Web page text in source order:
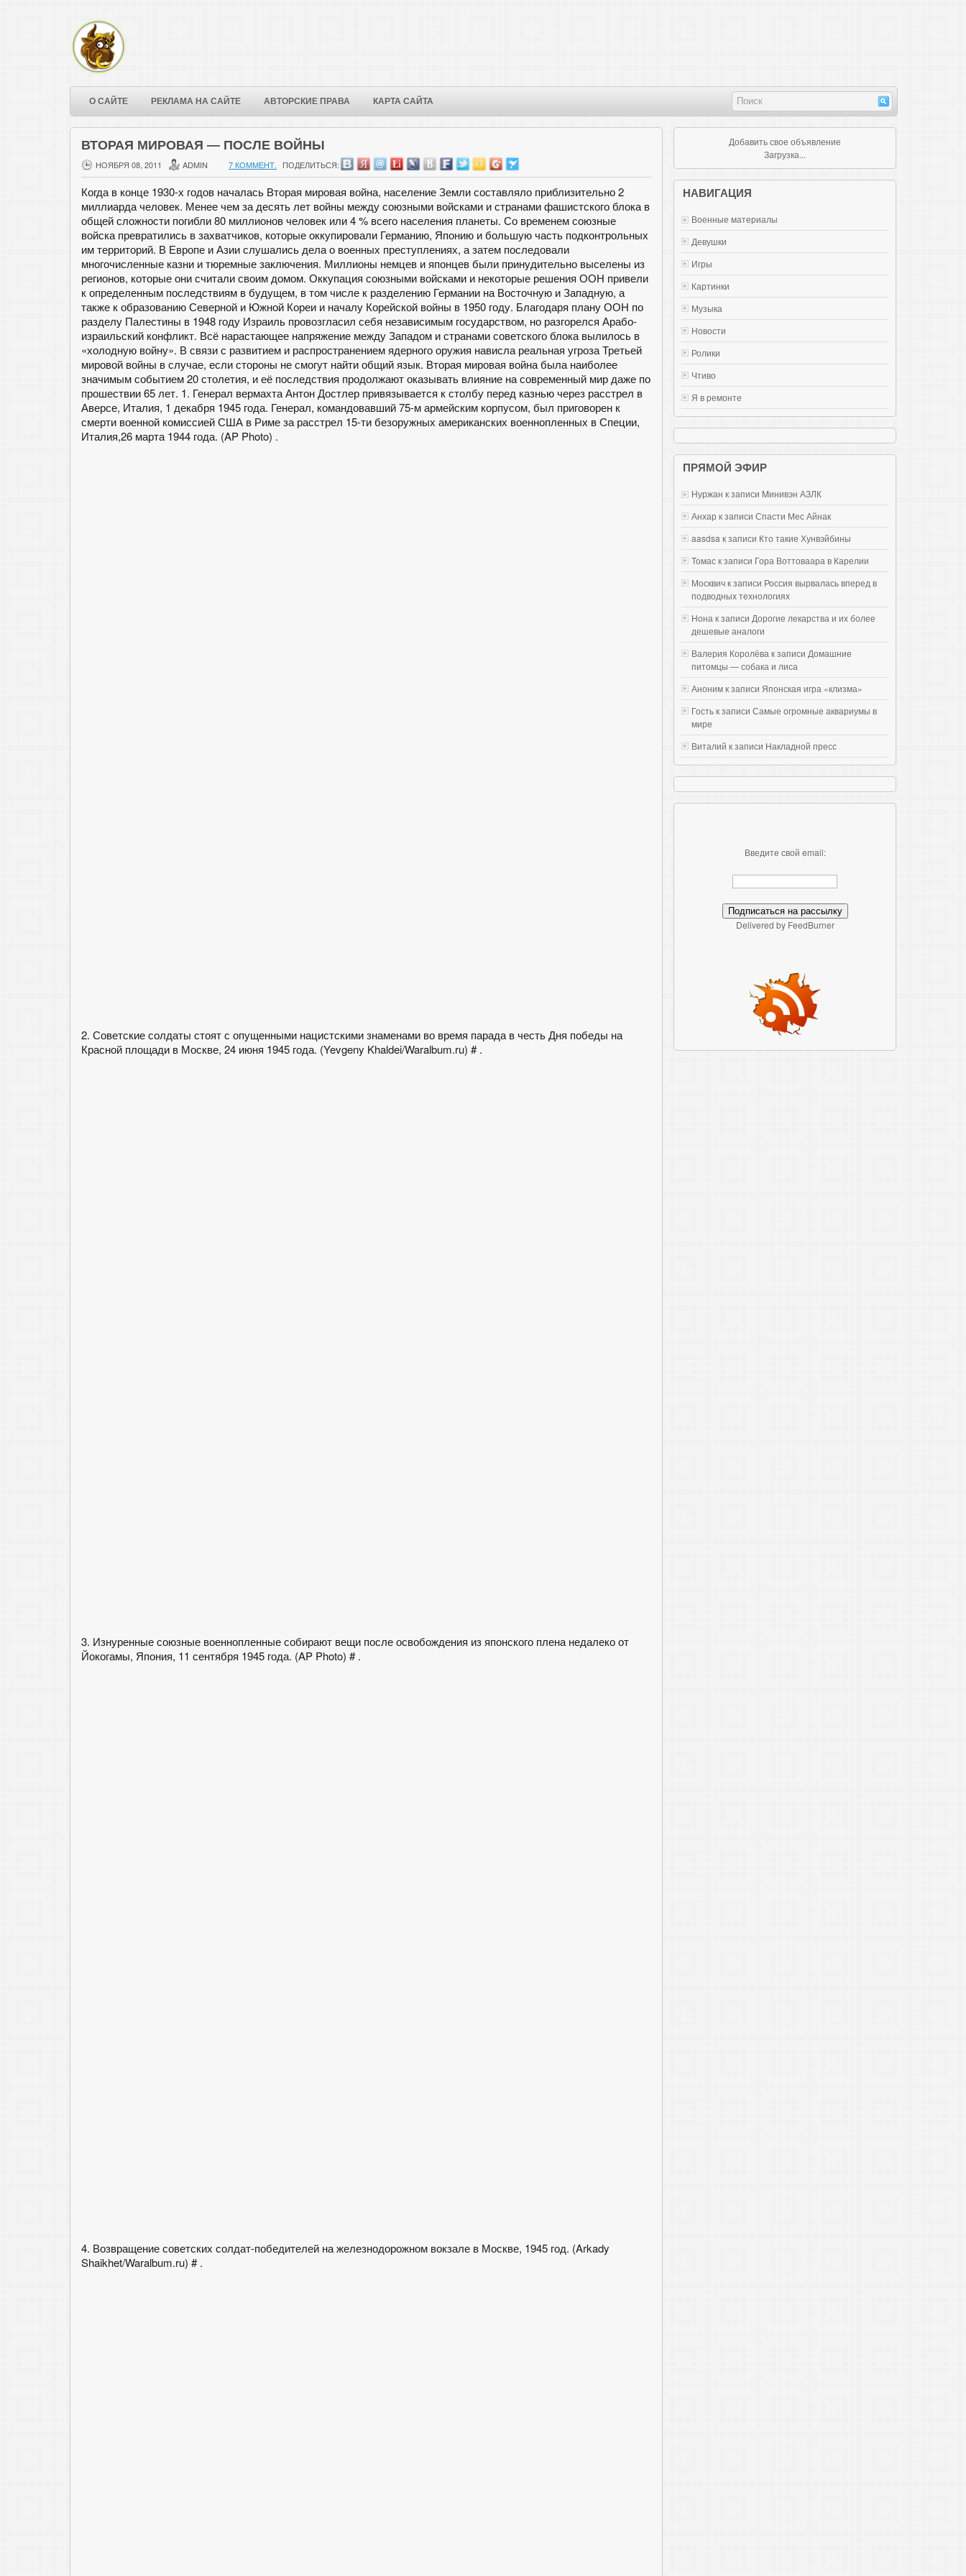
О САЙТЕ РЕКЛАМА НА САЙТЕ АВТОРСКИЕ ПРАВА КАРТА САЙТА
ВТОРАЯ МИРОВАЯ — ПОСЛЕ ВОЙНЫ
НОЯБРЯ 08, 2011 ADMIN 7 КОММЕНТ. ПОДЕЛИТЬСЯ:
Когда в конце 1930-х годов началась Вторая мировая война, население Земли составляло приблизительно 2
миллиарда человек. Менее чем за десять лет войны между союзными войсками и странами фашистского блока в
общей сложности погибли 80 миллионов человек или 4 % всего населения планеты. Со временем союзные
войска превратились в захватчиков, которые оккупировали Германию, Японию и большую часть подконтрольных
им территорий. В Европе и Азии слушались дела о военных преступлениях, а затем последовали
многочисленные казни и тюремные заключения. Миллионы немцев и японцев были принудительно выселены из
регионов, которые они считали своим домом. Оккупация союзными войсками и некоторые решения ООН привели
к определенным последствиям в будущем, в том числе к разделению Германии на Восточную и Западную, а
также к образованию Северной и Южной Кореи и началу Корейской войны в 1950 году. Благодаря плану ООН по
разделу Палестины в 1948 году Израиль провозгласил себя независимым государством, но разгорелся Арабо-
израильский конфликт. Всё нарастающее напряжение между Западом и странами советского блока вылилось в
«холодную войну». В связи с развитием и распространением ядерного оружия нависла реальная угроза Третьей
мировой войны в случае, если стороны не смогут найти общий язык. Вторая мировая война была наиболее
значимым событием 20 столетия, и её последствия продолжают оказывать влияние на современный мир даже по
прошествии 65 лет. 1. Генерал вермахта Антон Достлер привязывается к столбу перед казнью через расстрел в
Аверсе, Италия, 1 декабря 1945 года. Генерал, командовавший 75-м армейским корпусом, был приговорен к
смерти военной комиссией США в Риме за расстрел 15-ти безоружных американских военнопленных в Специи,
Италия,26 марта 1944 года. (AP Photo) .
2. Советские солдаты стоят с опущенными нацистскими знаменами во время парада в честь Дня победы на
Красной площади в Москве, 24 июня 1945 года. (Yevgeny Khaldei/Waralbum.ru) # .
3. Изнуренные союзные военнопленные собирают вещи после освобождения из японского плена недалеко от
Йокогамы, Япония, 11 сентября 1945 года. (AP Photo) # .
4. Возвращение советских солдат-победителей на железнодорожном вокзале в Москве, 1945 год. (Arkady
Shaikhet/Waralbum.ru) # .
Добавить свое объявление
Загрузка...
НАВИГАЦИЯ
Военные материалы
Девушки
Игры
Картинки
Музыка
Новости
Ролики
Чтиво
Я в ремонте
ПРЯМОЙ ЭФИР
Нуржан к записи Mинивэн АЗЛК
Анхар к записи Спасти Мес Айнак
aasdsa к записи Кто такие Хунвэйбины
Томас к записи Гора Воттоваара в Карелии
Москвич к записи Россия вырвалась вперед в
подводных технологиях
Нона к записи Дорогие лекарства и их более
дешевые аналоги
Валерия Королёва к записи Домашние
питомцы — собака и лиса
Аноним к записи Японская игра «клизма»
Гость к записи Самые огромные аквариумы в
мире
Виталий к записи Накладной пресс
Введите свой email:
Delivered by FeedBurner